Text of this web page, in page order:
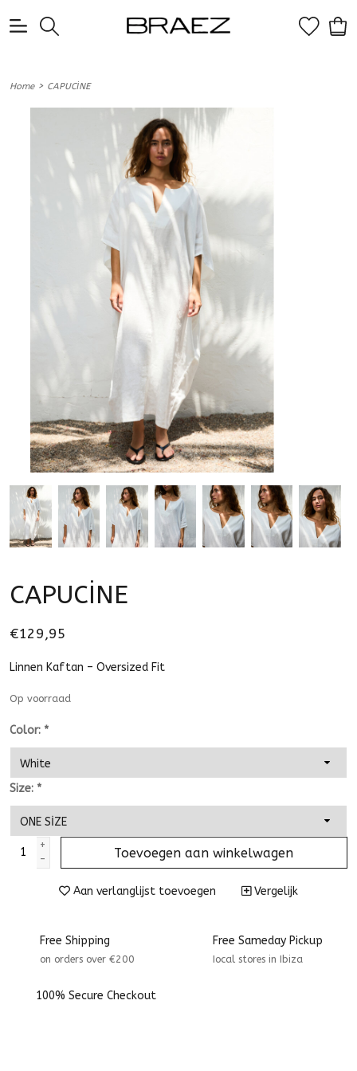
Home> CAPUCİNE
CAPUCİNE
€129,95
Linnen Kaftan – Oversized Fit
Op voorraad
Color: *
Size: *
+
-
Toevoegen aan winkelwagen
Aan verlanglijst toevoegen Vergelijk
Free Shipping
on orders over €200
Free Sameday Pickup
Iocal stores in Ibiza
100% Secure Checkout